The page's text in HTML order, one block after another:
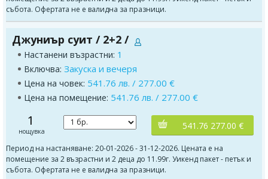
събота. Офертата не е валидна за празници.
Джуниър суит / 2+2 /
Настанени възрастни: 1
Включва: Закуска и вечеря
Цена на човек: 541.76 лв. / 277.00 €
Цена на помещение: 541.76 лв. / 277.00 €
1
нощувка
541.76 277.00 €
Период на настаняване: 20-01-2026 - 31-12-2026. Цената е на
помещение за 2 възрастни и 2 деца до 11.99г. Уикенд пакет - петък и
събота. Офертата не е валидна за празници.